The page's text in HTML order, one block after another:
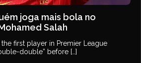
joga mais bola no
Salah
first player in Premier League
double” before […]